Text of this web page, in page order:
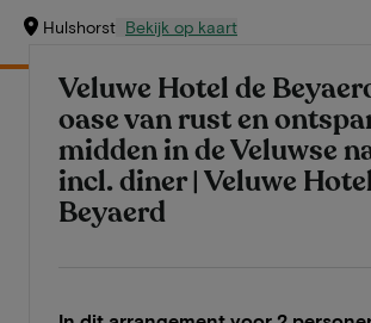
Hulshorst Bekijk op kaart
Veluwe Hotel de
oase van rust en
midden in de Veluwse
incl. diner | Veluwe
Beyaerd